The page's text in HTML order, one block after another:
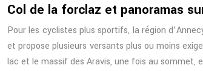
Col de la forclaz et panoramas
Pour les cyclistes plus sportifs, la région
et propose plusieurs versants plus ou moins
lac et le massif des Aravis, une fois au sommet,